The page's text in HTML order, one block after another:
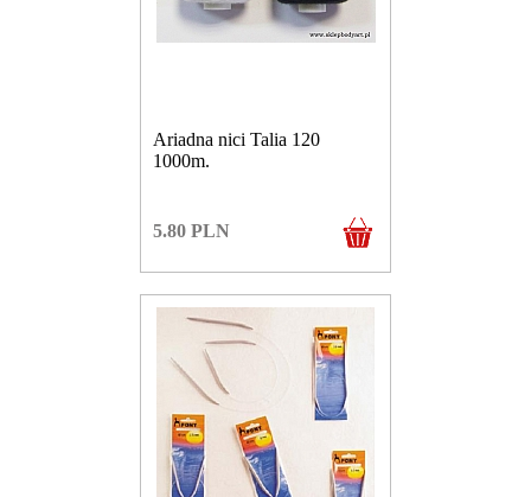
Ariadna nici Talia 120
1000m.
5.80 PLN